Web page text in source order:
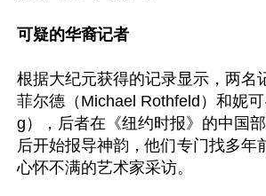
可疑的华裔记者
根据大纪元获得的记录显示，两名
菲尔德（Michael Rothfeld）和妮
g），后者在《纽约时报》的中国
后开始报导神韵，他们专门找多年
心怀不满的艺术家采访。